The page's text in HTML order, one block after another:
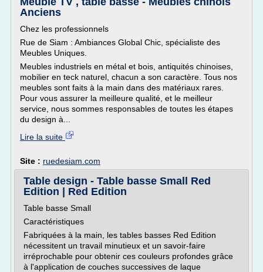
Anciens
Chez les professionnels
Rue de Siam : Ambiances Global Chic, spécialiste des
Meubles Uniques.
Meubles industriels en métal et bois, antiquités chinoises,
mobilier en teck naturel, chacun a son caractère. Tous nos
meubles sont faits à la main dans des matériaux rares.
Pour vous assurer la meilleure qualité, et le meilleur
service, nous sommes responsables de toutes les étapes
du design à...
Lire la suite
Site : ruedesiam.com
Table design - Table basse Small Red
Edition | Red Edition
Table basse Small
Caractéristiques
Fabriquées à la main, les tables basses Red Edition
nécessitent un travail minutieux et un savoir-faire
irréprochable pour obtenir ces couleurs profondes grâce
à l'application de couches successives de laque